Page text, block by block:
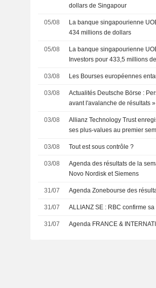
dollars de Singapour
05/08
La banque singapourienne
434 millions de dollars
05/08
La banque singapourienne
Investors pour 433,5 millions
03/08 Les Bourses européennes
03/08
Actualités Deutsche Börse :
avant l'avalanche de résultats »
03/08
Allianz Technology Trust
ses plus-values au premier
03/08 Tout est sous contrôle ?
03/08
Agenda des résultats de la
Novo Nordisk et Siemens
31/07 Agenda Zonebourse des
31/07 ALLIANZ SE : RBC
31/07 Agenda FRANCE &